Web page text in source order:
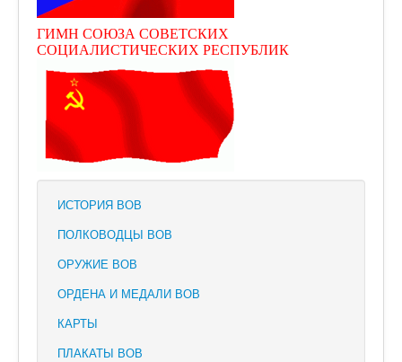
ГИМН СОЮЗА СОВЕТСКИХ
СОЦИАЛИСТИЧЕСКИХ РЕСПУБЛИК
ИСТОРИЯ ВОВ
ПОЛКОВОДЦЫ ВОВ
ОРУЖИЕ ВОВ
ОРДЕНА И МЕДАЛИ ВОВ
КАРТЫ
ПЛАКАТЫ ВОВ